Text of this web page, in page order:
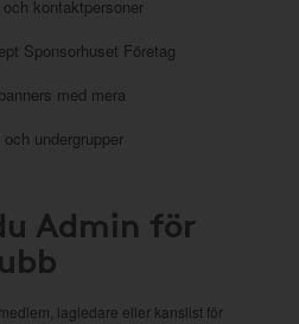
kontaktpersoner
Sponsorhuset Företag
med mera
undergrupper
Admin för
lagledare eller kanslist för